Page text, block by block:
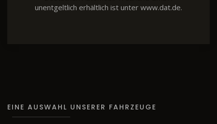
unentgeltlich erhältlich ist unter www.dat.de.
EINE AUSWAHL UNSERER FAHRZEUGE